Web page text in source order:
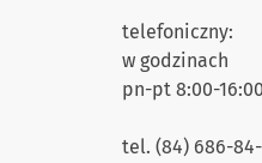
telefoniczny:
w godzinach
pn-pt 8:00-16:00
tel. (84) 686-